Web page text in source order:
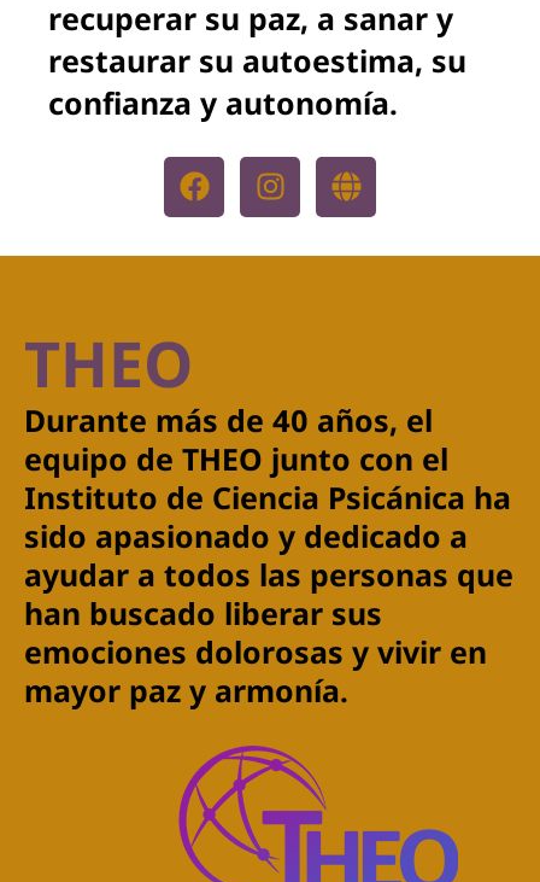
recuperar su paz, a sanar y
restaurar su autoestima, su
confianza y autonomía.
THEO
Durante más de 40 años, el
equipo de THEO junto con el
Instituto de Ciencia Psicánica ha
sido apasionado y dedicado a
ayudar a todos las personas que
han buscado liberar sus
emociones dolorosas y vivir en
mayor paz y armonía.